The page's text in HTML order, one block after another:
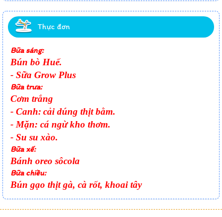
Thực đơn
Bữa sáng:
Bún bò Huế.
- Sữa Grow Plus
Bữa trưa:
Cơm trắng
- Canh: cải dúng thịt bằm.
- Mặn: cá ngừ kho thơm.
- Su su xào.
Bữa xế:
Bánh oreo sôcola
Bữa chiều:
Bún gạo thịt gà, cà rốt, khoai tây